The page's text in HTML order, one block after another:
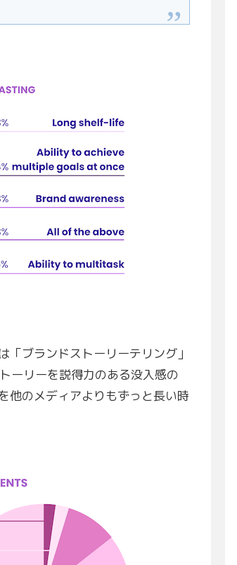
ブランドストーリーテリング」
ーリーを説得力のある没入感の
他のメディアよりもずっと長い時